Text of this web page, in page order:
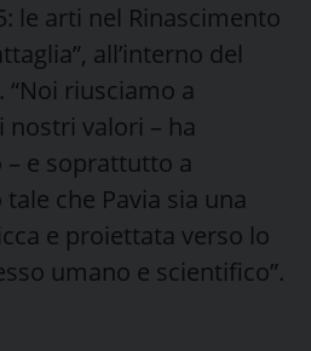
le arti nel Rinascimento
all’interno del
“Noi riusciamo a
valori – ha
e soprattutto a
che Pavia sia una
e proiettata verso lo
umano e scientifico”.